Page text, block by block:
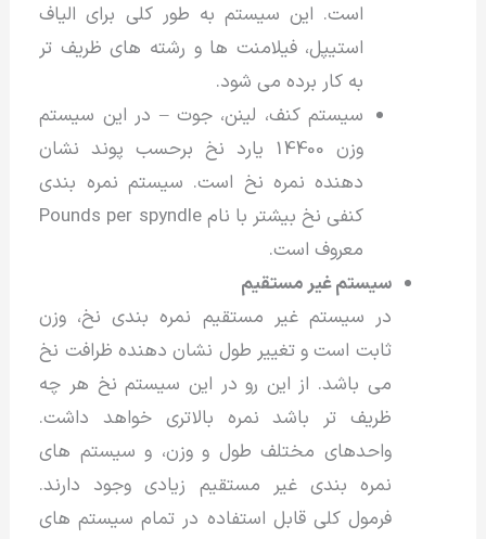
است. این سیستم به طور کلی برای الیاف
استیپل، فیلامنت ها و رشته های ظریف تر
به کار برده می شود.
سیستم کنف، لینن، جوت – در این سیستم
وزن 14400 یارد نخ برحسب پوند نشان
دهنده نمره نخ است. سیستم نمره بندی
کنفی نخ بیشتر با نام Pounds per spyndle
معروف است.
سیستم غیر مستقیم
در سیستم غیر مستقیم نمره بندی نخ، وزن
ثابت است و تغییر طول نشان دهنده ظرافت نخ
می باشد. از این رو در این سیستم نخ هر چه
ظریف تر باشد نمره بالاتری خواهد داشت.
واحدهای مختلف طول و وزن، و سیستم های
نمره بندی غیر مستقیم زیادی وجود دارند.
فرمول کلی قابل استفاده در تمام سیستم های